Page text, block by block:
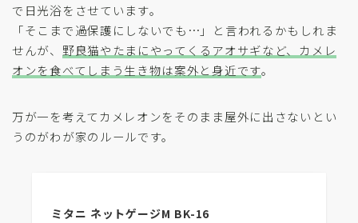
で日光浴をさせています。
「そこまで過保護にしないでも…」と言われるかもしれま
せんが、 野良猫やたまにやってくるアオサギなど、カメレ
オンを食べてしまう生き物は案外と身近です。
万が一を考えてカメレオンをそのまま屋外に出さないとい
うのがわが家のルールです。
ミタニ ネットゲージM BK-16